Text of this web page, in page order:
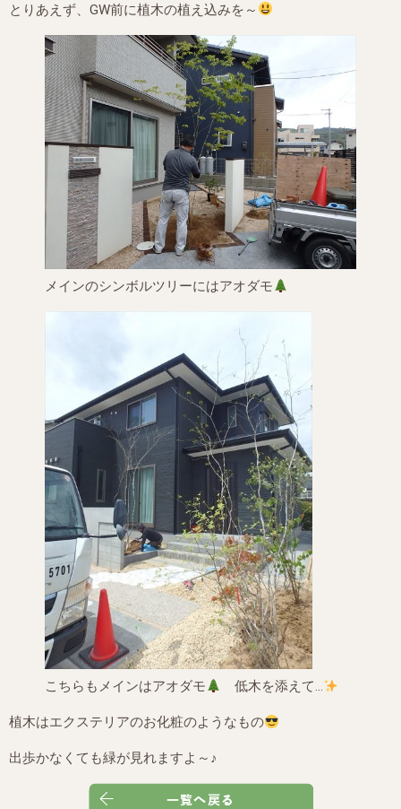
とりあえず、GW前に植木の植え込みを～
メインのシンボルツリーにはアオダモ
こちらもメインはアオダモ 低木を添えて…
植木はエクステリアのお化粧のようなもの
出歩かなくても緑が見れますよ～♪